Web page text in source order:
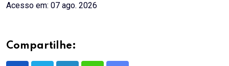
Acesso em: 07 ago. 2026
Compartilhe: